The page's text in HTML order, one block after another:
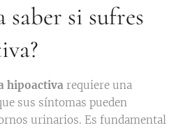
saber si sufres
hipoactiva requiere una
sus síntomas pueden
urinarios. Es fundamental